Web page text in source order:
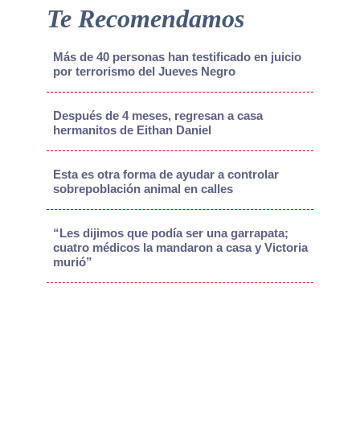
Te Recomendamos
Más de 40 personas han testificado en juicio
por terrorismo del Jueves Negro
Después de 4 meses, regresan a casa
hermanitos de Eithan Daniel
Esta es otra forma de ayudar a controlar
sobrepoblación animal en calles
“Les dijimos que podía ser una garrapata;
cuatro médicos la mandaron a casa y Victoria
murió”